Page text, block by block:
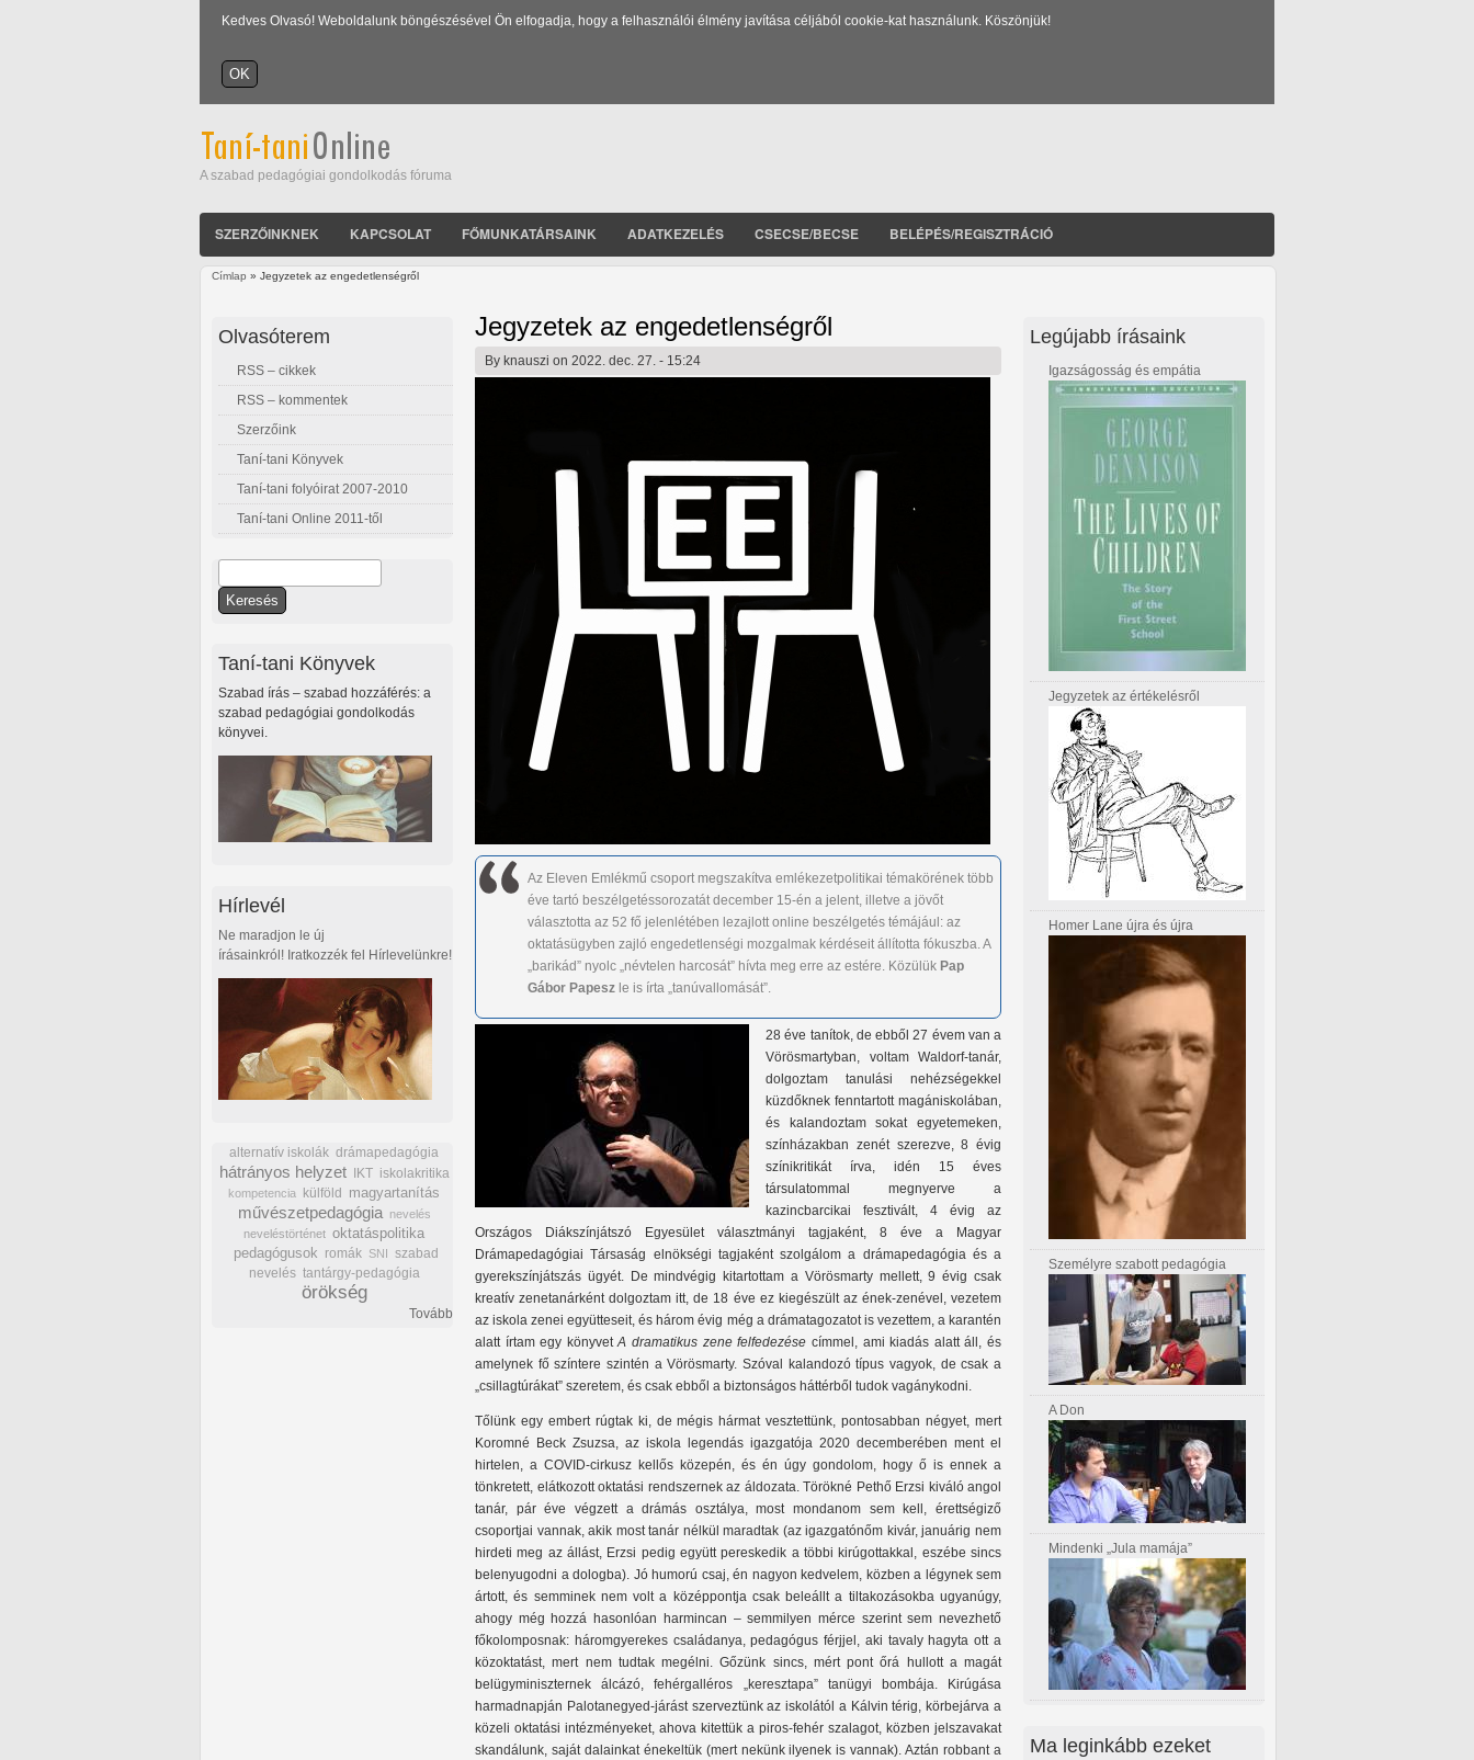
Kedves Olvasó! Weboldalunk böngészésével Ön elfogadja, hogy a felhasználói élmény javítása céljából cookie-kat használunk. Köszönjük!
A szabad pedagógiai gondolkodás fóruma
SZERZŐINKNEK KAPCSOLAT FŐMUNKATÁRSAINK ADATKEZELÉS CSECSE/BECSE BELÉPÉS/REGISZTRÁCIÓ
Címlap » Jegyzetek az engedetlenségről
Jegyzetek az engedetlenségről
By knauszi on 2022. dec. 27. - 15:24
Az Eleven Emlékmű csoport megszakítva emlékezetpolitikai témakörének több
éve tartó beszélgetéssorozatát december 15-én a jelent, illetve a jövőt
választotta az 52 fő jelenlétében lezajlott online beszélgetés témájául: az
oktatásügyben zajló engedetlenségi mozgalmak kérdéseit állította fókuszba. A
„barikád” nyolc „névtelen harcosát” hívta meg erre az estére. Közülük Pap
Gábor Papesz le is írta „tanúvallomását”.
28 éve tanítok, de ebből 27 évem van a
Vörösmartyban, voltam Waldorf-tanár,
dolgoztam tanulási nehézségekkel
küzdőknek fenntartott magániskolában,
és kalandoztam sokat egyetemeken,
színházakban zenét szerezve, 8 évig
színikritikát írva, idén 15 éves
társulatommal megnyerve a
kazincbarcikai fesztivált, 4 évig az
Országos Diákszínjátszó Egyesület választmányi tagjaként, 8 éve a Magyar
Drámapedagógiai Társaság elnökségi tagjaként szolgálom a drámapedagógia és a
gyerekszínjátszás ügyét. De mindvégig kitartottam a Vörösmarty mellett, 9 évig csak
kreatív zenetanárként dolgoztam itt, de 18 éve ez kiegészült az ének-zenével, vezetem
az iskola zenei együtteseit, és három évig még a drámatagozatot is vezettem, a karantén
alatt írtam egy könyvetA dramatikus zene felfedezése címmel, ami kiadás alatt áll, és
amelynek fő színtere szintén a Vörösmarty. Szóval kalandozó típus vagyok, de csak a
„csillagtúrákat” szeretem, és csak ebből a biztonságos háttérből tudok vagánykodni.
Tőlünk egy embert rúgtak ki, de mégis hármat vesztettünk, pontosabban négyet, mert
Koromné Beck Zsuzsa, az iskola legendás igazgatója 2020 decemberében ment el
hirtelen, a COVID-cirkusz kellős közepén, és én úgy gondolom, hogy ő is ennek a
tönkretett, elátkozott oktatási rendszernek az áldozata. Törökné Pethő Erzsi kiváló angol
tanár, pár éve végzett a drámás osztálya, most mondanom sem kell, érettségiző
csoportjai vannak, akik most tanár nélkül maradtak (az igazgatónőm kivár, januárig nem
hirdeti meg az állást, Erzsi pedig együtt pereskedik a többi kirúgottakkal, eszébe sincs
belenyugodni a dologba). Jó humorú csaj, én nagyon kedvelem, közben a légynek sem
ártott, és semminek nem volt a középpontja csak beleállt a tiltakozásokba ugyanúgy,
ahogy még hozzá hasonlóan harmincan – semmilyen mérce szerint sem nevezhető
főkolomposnak: háromgyerekes családanya, pedagógus férjjel, aki tavaly hagyta ott a
közoktatást, mert nem tudtak megélni. Gőzünk sincs, mért pont őrá hullott a magát
belügyminiszternek álcázó, fehérgalléros „keresztapa” tanügyi bombája. Kirúgása
harmadnapján Palotanegyed-járást szerveztünk az iskolától a Kálvin térig, körbejárva a
közeli oktatási intézményeket, ahova kitettük a piros-fehér szalagot, közben jelszavakat
skandálunk, saját dalainkat énekeltük (mert nekünk ilyenek is vannak). Aztán robbant a
Olvasóterem
RSS – cikkek
RSS – kommentek
Szerzőink
Taní-tani Könyvek
Taní-tani folyóirat 2007-2010
Taní-tani Online 2011-től
Keresés űrlap
Taní-tani Könyvek
Szabad írás – szabad hozzáférés: a
szabad pedagógiai gondolkodás
könyvei.
Hírlevél
Ne maradjon le új
írásainkról! Iratkozzék fel Hírlevelünkre!
alternatív iskolák drámapedagógia
hátrányos helyzet IKT iskolakritika
kompetencia külföld magyartanítás
művészetpedagógia
nevelés
neveléstörténet oktatáspolitika
pedagógusok romák SNI szabad
nevelés tantárgy-pedagógia
örökség
Tovább
Legújabb írásaink
Igazságosság és empátia
Jegyzetek az értékelésről
Homer Lane újra és újra
Személyre szabott pedagógia
A Don
Mindenki „Jula mamája”
Ma leginkább ezeket